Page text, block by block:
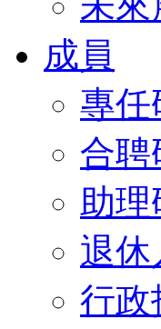
成員
專任
合聘
助理
退休
行政